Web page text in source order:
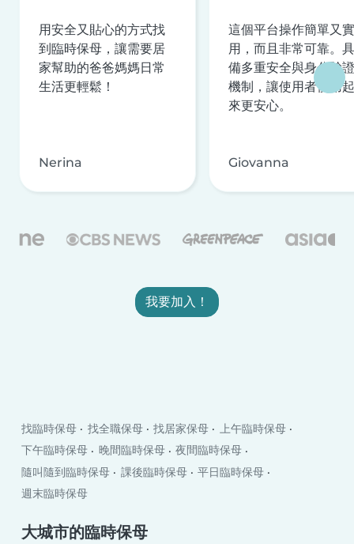
用安全又貼心的方式找
到臨時保母，讓需要居
家幫助的爸爸媽媽日常
生活更輕鬆！
Nerina
這個平台操作簡單又實
用，而且非常可靠。具
備多重安全與身分驗證
機制，讓使用者使用起
來更安心。
Giovanna
我要加入！
找臨時保母 找全職保母 找居家保母
上午臨時保母
下午臨時保母
晚間臨時保母
夜間臨時保母
隨叫隨到臨時保母
課後臨時保母
平日臨時保母
週末臨時保母
大城市的臨時保母